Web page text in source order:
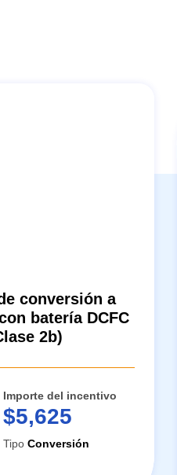
conversión a
batería DCFC
2b)
Importe del incentivo
$5,625
Tipo Conversión